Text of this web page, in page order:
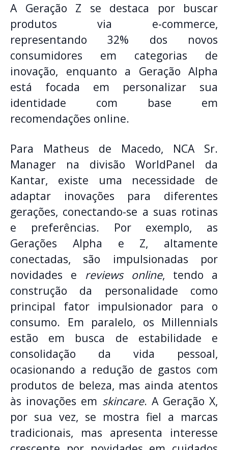
A Geração Z se destaca por buscar
produtos via e-commerce,
representando 32% dos novos
consumidores em categorias de
inovação, enquanto a Geração Alpha
está focada em personalizar sua
identidade com base em
recomendações online.
Para Matheus de Macedo, NCA Sr.
Manager na divisão WorldPanel da
Kantar, existe uma necessidade de
adaptar inovações para diferentes
gerações, conectando-se a suas rotinas
e preferências. Por exemplo, as
Gerações Alpha e Z, altamente
conectadas, são impulsionadas por
novidades e reviews online, tendo a
construção da personalidade como
principal fator impulsionador para o
consumo. Em paralelo, os Millennials
estão em busca de estabilidade e
consolidação da vida pessoal,
ocasionando a redução de gastos com
produtos de beleza, mas ainda atentos
às inovações em skincare. A Geração X,
por sua vez, se mostra fiel a marcas
tradicionais, mas apresenta interesse